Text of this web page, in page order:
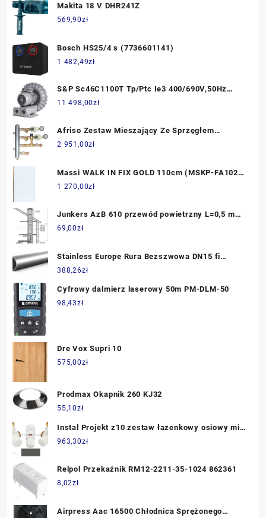
Makita 18 V DHR241Z
569,90zł
Bosch HS25/4 s (7736601141)
1 482,49zł
S&P Sc46C1100T Tp/Ptc Ie3 400/690V,50Hz
(436511246)
11 498,00zł
Afriso Zestaw Mieszający Ze Sprzęgłem
Hydraulicznym Bps 952 Człon Bez Mieszania I Z
Para Sc - 90 10 (9095210)
2 951,00zł
Massi WALK IN FIX GOLD 110cm (MSKP-FA1021-
110-G)
1 270,00zł
Junkers AzB 610 przewód powietrzny L=0,5 m
(7719001525)
69,00zł
Stainless Europe Rura Bezszwowa DN15 fi
21,3x2Mm 1.4301/1.4306/304/304L 200Cm
388,26zł
Cyfrowy dalmierz laserowy 50m PM-DLM-50
98,43zł
Dre Vox Supri 10
575,00zł
Prodmax Okapnik 260 KJ32
55,10zł
Instal Projekt z10 zestaw łazenkowy osiowy mini
podłączenie pod stal kolor graphite
963,30zł
Relpol Przekaźnik RM12-2211-35-1024 862361
8,02zł
Airpress Aac 16500 Chłodnica Sprężonego